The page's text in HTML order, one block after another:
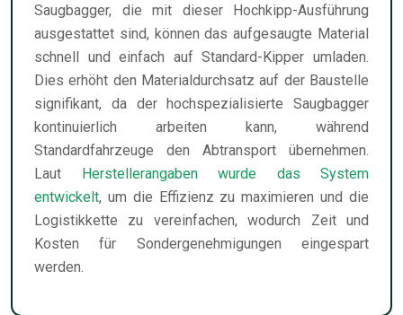
Saugbagger, die mit dieser Hochkipp-Ausführung
ausgestattet sind, können das aufgesaugte Material
schnell und einfach auf Standard-Kipper umladen.
Dies erhöht den Materialdurchsatz auf der Baustelle
signifikant, da der hochspezialisierte Saugbagger
kontinuierlich arbeiten kann, während
Standardfahrzeuge den Abtransport übernehmen.
Laut Herstellerangaben wurde das System
entwickelt, um die Effizienz zu maximieren und die
Logistikkette zu vereinfachen, wodurch Zeit und
Kosten für Sondergenehmigungen eingespart
werden.